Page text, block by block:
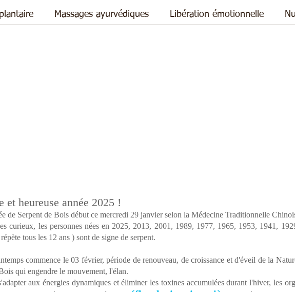
Massages ayurvédiques Libération émotionnelle
et heureuse année 2025 !
de Serpent de Bois début ce mercredi 29 janvier selon la Médecine Traditionnelle
curieux, les personnes nées en 2025, 2013, 2001, 1989, 1977, 1965, 1953, 1941,
tous les 12 ans ) sont de signe de serpent.
commence le 03 février, période de renouveau, de croissance et d'éveil de la
qui engendre le mouvement, l'élan.
aux énergies dynamiques et éliminer les toxines accumulées durant l'hiver, les